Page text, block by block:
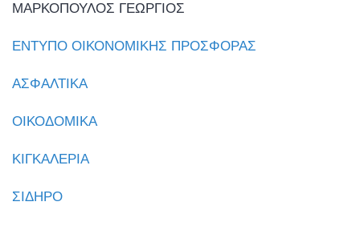
ΜΑΡΚΟΠΟΥΛΟΣ ΓΕΩΡΓΙΟΣ
ΕΝΤΥΠΟ ΟΙΚΟΝΟΜΙΚΗΣ ΠΡΟΣΦΟΡΑΣ
ΑΣΦΑΛΤΙΚΑ
ΟΙΚΟΔΟΜΙΚΑ
ΚΙΓΚΑΛΕΡΙΑ
ΣΙΔΗΡΟ